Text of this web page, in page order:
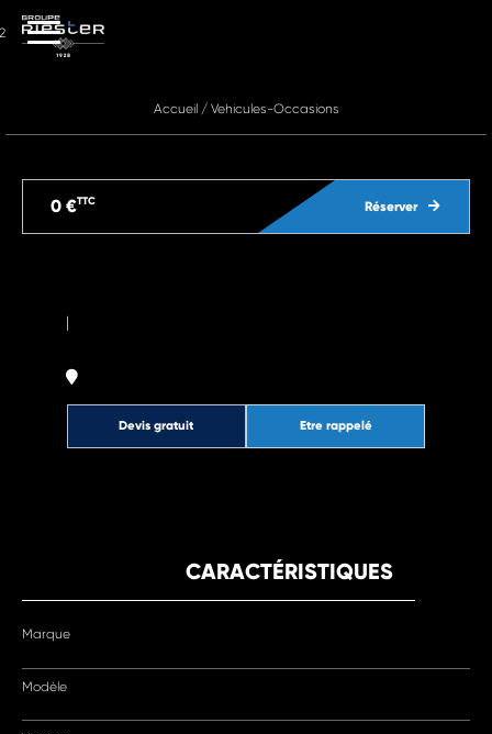
Accueil/ Vehicules-Occasions
Réserver
0 €TTC
|
Etre rappelé
Devis gratuit
CARACTÉRISTIQUES
Marque
Modèle